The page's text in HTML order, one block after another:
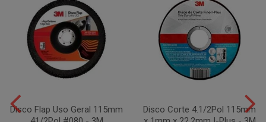
Disco Flap Uso Geral 115mm
Disco Corte 4.1/2Pol 115mm